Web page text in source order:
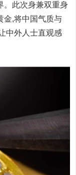
。此次身兼双重身
金,将中国气质与
中外人士直观感